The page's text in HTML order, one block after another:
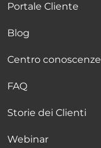
Portale Cliente
Blog
Centro conoscenze
FAQ
Storie dei Clienti
Webinar